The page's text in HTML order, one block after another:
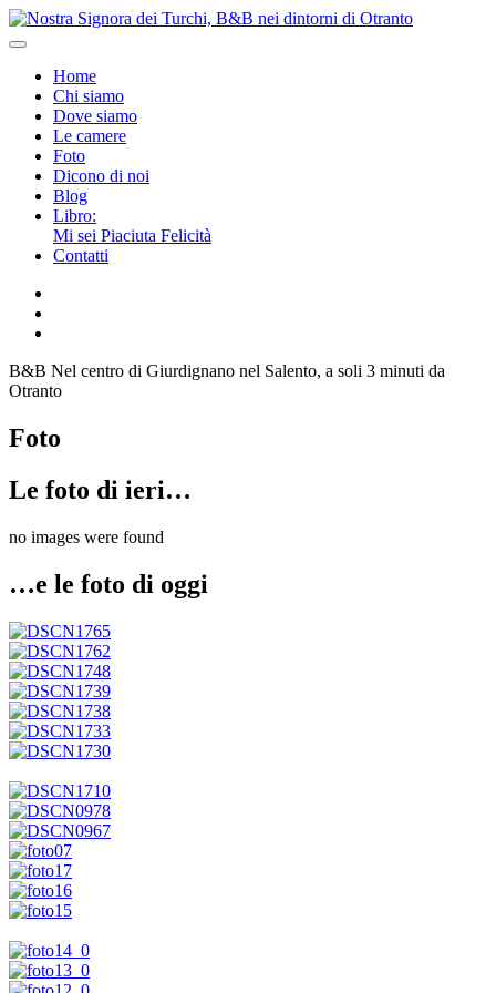
Home
Chi siamo
Dove siamo
Le camere
Foto
Dicono di noi
Blog
Libro:
Mi sei Piaciuta Felicità
Contatti
B&B Nel centro di Giurdignano nel Salento, a soli 3 minuti da
Otranto
Foto
Le foto di ieri…
no images were found
…e le foto di oggi